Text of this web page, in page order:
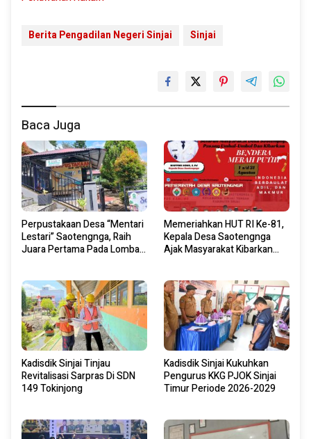
Berita Pengadilan Negeri Sinjai Sinjai
Baca Juga
Perpustakaan Desa “Mentari
Lestari” Saotengnga, Raih
Juara Pertama Pada Lomba
Memeriahkan HUT RI Ke-81,
Kepala Desa Saotengnga
Ajak Masyarakat Kibarkan
Kadisdik Sinjai Tinjau
Revitalisasi Sarpras Di SDN
149 Tokinjong
Kadisdik Sinjai Kukuhkan
Pengurus KKG PJOK Sinjai
Timur Periode 2026-2029